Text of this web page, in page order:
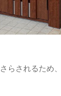
らされるため